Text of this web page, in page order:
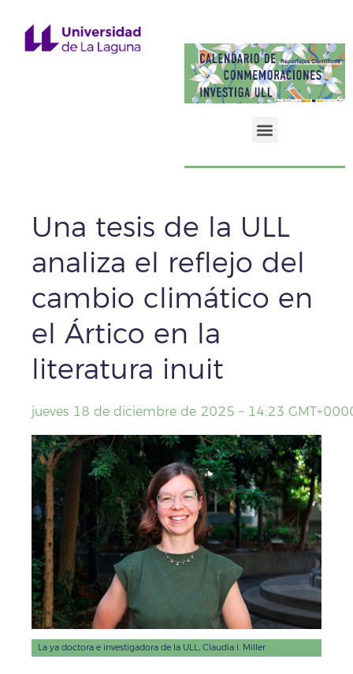
Una tesis de la ULL
analiza el reflejo del
cambio climático en
el Ártico en la
literatura inuit
jueves 18 de diciembre de 2025 – 14:23
Facebook
X
WhatsApp
Copy
Link
La ya doctora e investigadora de la ULL, Claudia I. Miller